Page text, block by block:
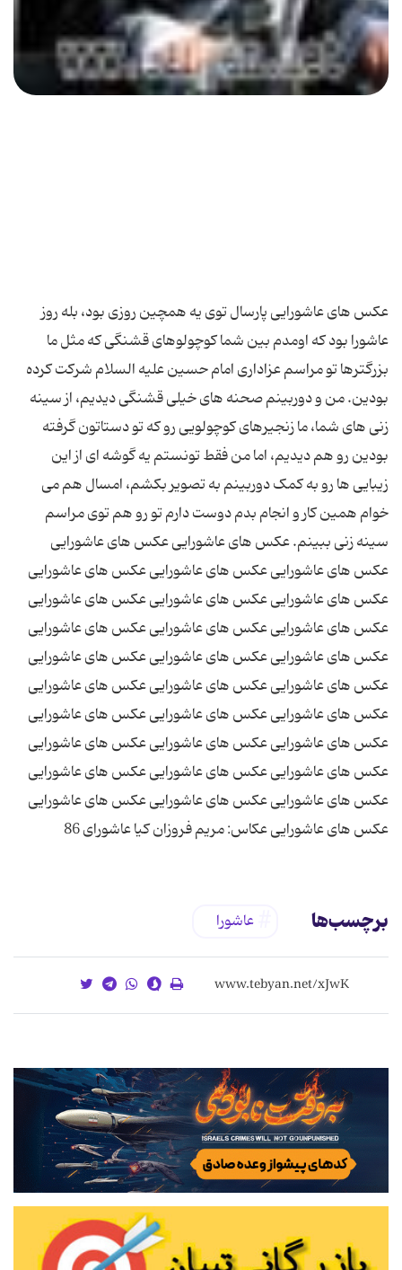
عکس های عاشورایی پارسال توی یه همچین روزی بود، بله روز
عاشورا بود که اومدم بین شما کوچولوهای قشنگی که مثل ما
بزرگترها تو مراسم عزاداری امام حسین علیه السلام شرکت کرده
بودین. من و دوربینم صحنه های خیلی قشنگی دیدیم، از سینه
زنی های شما، ما زنجیرهای کوچولویی رو که تو دستاتون گرفته
بودین رو هم دیدیم، اما من فقط تونستم یه گوشه ای از این
زیبایی ها رو به کمک دوربینم به تصویر بکشم، امسال هم می
خوام همین کار و انجام بدم دوست دارم تو رو هم توی مراسم
سینه زنی ببینم. عکس های عاشورایی عکس های عاشورایی
عکس های عاشورایی عکس های عاشورایی عکس های عاشورایی
عکس های عاشورایی عکس های عاشورایی عکس های عاشورایی
عکس های عاشورایی عکس های عاشورایی عکس های عاشورایی
عکس های عاشورایی عکس های عاشورایی عکس های عاشورایی
عکس های عاشورایی عکس های عاشورایی عکس های عاشورایی
عکس های عاشورایی عکس های عاشورایی عکس های عاشورایی
عکس های عاشورایی عکس های عاشورایی عکس های عاشورایی
عکس های عاشورایی عکس های عاشورایی عکس های عاشورایی
عکس های عاشورایی عکس های عاشورایی عکس های عاشورایی
عکس های عاشورایی عکاس: مریم فروزان کیا عاشورای 86
برچسب‌ها عاشورا